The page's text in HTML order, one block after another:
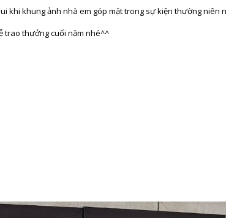
khi khung ảnh nhà em góp mặt trong sự kiện thường niên
trao thưởng cuối năm nhé^^